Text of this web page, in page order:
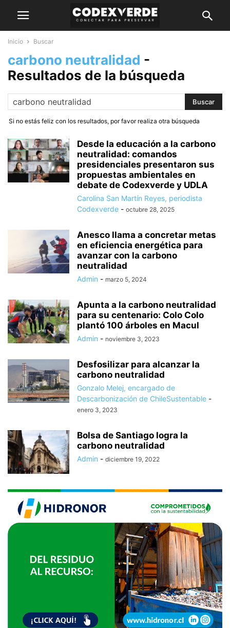
Inicio Buscar
carbono neutralidad -
Resultados de la búsqueda
Si no estás feliz con los resultados, por favor realiza otra búsqueda
Desde la educación a la carbono
neutralidad: comandos
presidenciales presentaron sus
propuestas ambientales en
debate de Codexverde y UDLA
Carolina San Martín Reyes, periodista
Codexverde - octubre 28, 2025
Anesco llama a concretar metas
en eficiencia energética para
avanzar con la carbono
neutralidad
Admin - marzo 5, 2024
Apunta a la carbono neutralidad
para su centenario: Colo Colo
plantó 100 árboles en Macul
Admin - noviembre 3, 2023
Desfosilizar para alcanzar la
carbono neutralidad
Gonzalo Melej, encargado de
Descarbonización de ChileSustentable -
enero 3, 2023
Bolsa de Santiago logra la
carbono neutralidad
Admin - diciembre 19, 2022